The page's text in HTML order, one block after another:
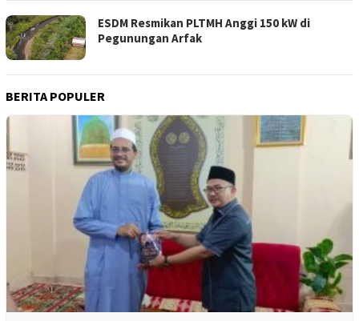
ESDM Resmikan PLTMH Anggi 150 kW di
Pegunungan Arfak
BERITA POPULER